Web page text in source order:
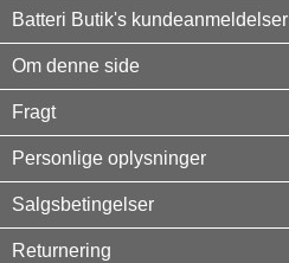
Batteri Butik's kundeanmeldelser
Om denne side
Fragt
Personlige oplysninger
Salgsbetingelser
Returnering